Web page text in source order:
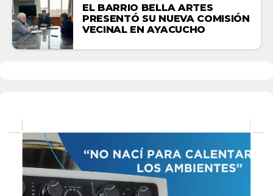
EL BARRIO BELLA ARTES
PRESENTÓ SU NUEVA COMISIÓN
VECINAL EN AYACUCHO